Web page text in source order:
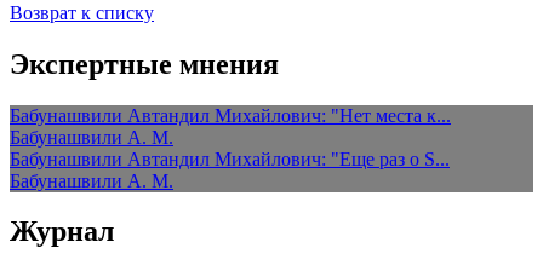
Возврат к списку
Экспертные мнения
Бабунашвили Автандил Михайлович: "Нет места к...
Бабунашвили А. М.
Бабунашвили Автандил Михайлович: "Еще раз о S...
Бабунашвили А. М.
Журнал